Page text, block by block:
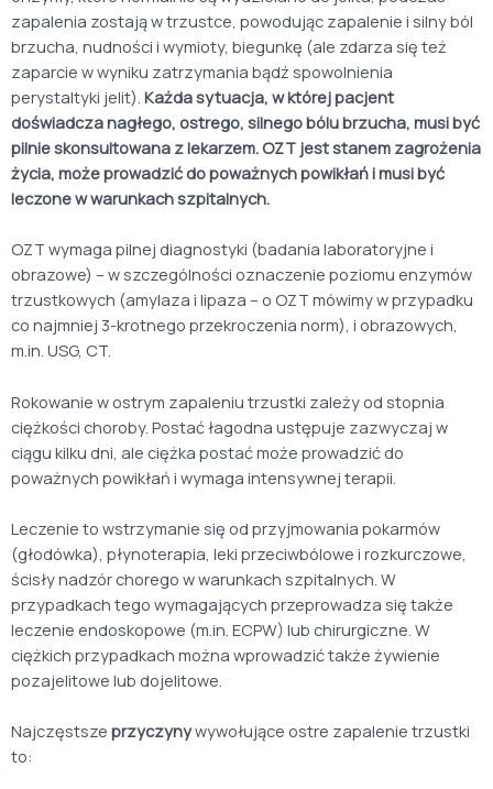
zapalenia zostają w trzustce, powodując zapalenie i silny ból
brzucha, nudności i wymioty, biegunkę (ale zdarza się też
zaparcie w wyniku zatrzymania bądź spowolnienia
perystaltyki jelit). Każda sytuacja, w której pacjent
doświadcza nagłego, ostrego, silnego bólu brzucha, musi być
pilnie skonsultowana z lekarzem.OZT jest stanem zagrożenia
życia, może prowadzić do poważnych powikłań i musi być
leczone w warunkach szpitalnych.
OZT wymaga pilnej diagnostyki (badania laboratoryjne i
obrazowe) – w szczególności oznaczenie poziomu enzymów
trzustkowych (amylaza i lipaza – o OZT mówimy w przypadku
co najmniej 3-krotnego przekroczenia norm), i obrazowych,
m.in. USG, CT.
Rokowanie w ostrym zapaleniu trzustki zależy od stopnia
ciężkości choroby. Postać łagodna ustępuje zazwyczaj w
ciągu kilku dni, ale ciężka postać może prowadzić do
poważnych powikłań i wymaga intensywnej terapii.
Leczenie to wstrzymanie się od przyjmowania pokarmów
(głodówka), płynoterapia, leki przeciwbólowe i rozkurczowe,
ścisły nadzór chorego w warunkach szpitalnych. W
przypadkach tego wymagających przeprowadza się także
leczenie endoskopowe (m.in. ECPW) lub chirurgiczne. W
ciężkich przypadkach można wprowadzić także żywienie
pozajelitowe lub dojelitowe.
Najczęstsze przyczynywywołujące ostre zapalenie trzustki
to: